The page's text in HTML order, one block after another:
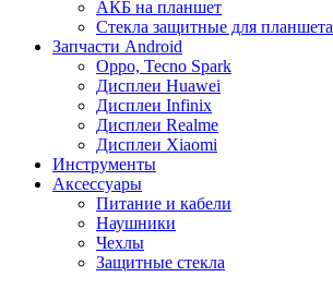
АКБ на планшет
Стекла защитные для планшета
Запчасти Android
Oppo, Tecno Spark
Дисплеи Huawei
Дисплеи Infinix
Дисплеи Realme
Дисплеи Xiaomi
Инструменты
Аксессуары
Питание и кабели
Наушники
Чехлы
Защитные стекла